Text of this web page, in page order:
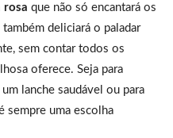
rosa que não só encantará os
deliciará o paladar
sem contar todos os
oferece. Seja para
lanche saudável ou para
sempre uma escolha